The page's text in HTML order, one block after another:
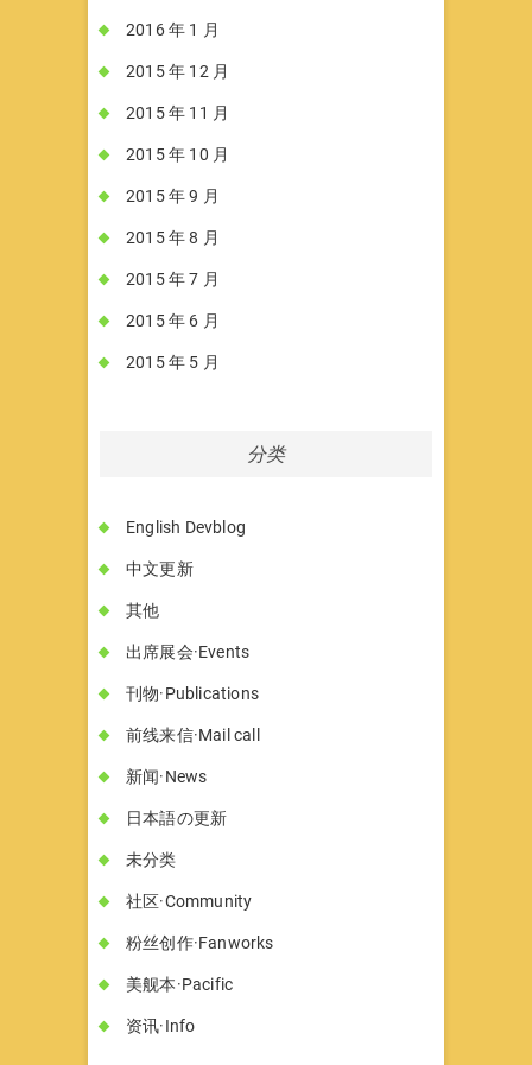
2016 年 1 月
2015 年 12 月
2015 年 11 月
2015 年 10 月
2015 年 9 月
2015 年 8 月
2015 年 7 月
2015 年 6 月
2015 年 5 月
分类
English Devblog
中文更新
其他
出席展会·Events
刊物·Publications
前线来信·Mail call
新闻·News
日本語の更新
未分类
社区·Community
粉丝创作·Fanworks
美舰本·Pacific
资讯·Info